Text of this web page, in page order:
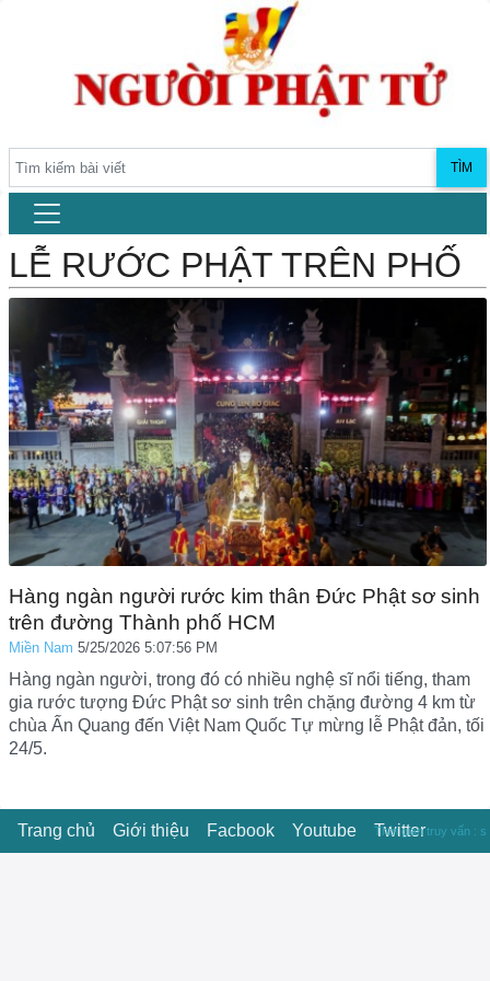
TÌM
LỄ RƯỚC PHẬT TRÊN PHỐ
Hàng ngàn người rước kim thân Đức Phật sơ sinh
trên đường Thành phố HCM
Miền Nam 5/25/2026 5:07:56 PM
Hàng ngàn người, trong đó có nhiều nghệ sĩ nổi tiếng, tham
gia rước tượng Đức Phật sơ sinh trên chặng đường 4 km từ
chùa Ấn Quang đến Việt Nam Quốc Tự mừng lễ Phật đản, tối
24/5.
Trang chủ Giới thiệu Facbook Youtube Twitter
Thời gian truy vấn : s